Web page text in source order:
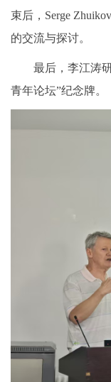
束后，Serge
的交流与探讨。
最后，李江涛
青年论坛”纪念牌。